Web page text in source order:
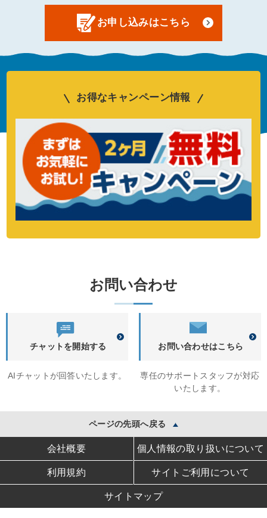
利用規約改訂のお知らせお申し込みはこちら
お得なキャンペーン情報
お問い合わせ
チャットを開始する
AIチャットが回答いたします。
お問い合わせはこちら
専任のサポートスタッフが対応
いたします。
ページの先頭へ戻る
会社概要 個人情報の取り扱いについて
利用規約 サイトご利用について
サイトマップ